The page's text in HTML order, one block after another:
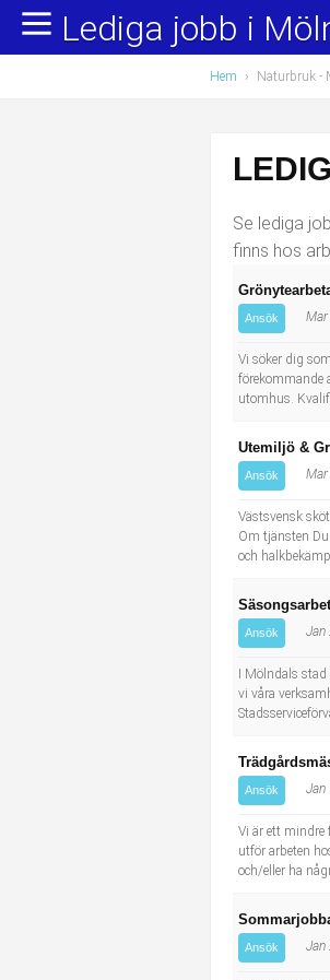
Administration, ekonomi, juridik
Försäljning, inköp, marknadsföring
Hotell, restaurang, storhushåll
Installation, drift, underhåll
Kropps- och skönhetsvård
Naturvetenskapligt arbete
Sanering och renhållning
Populära
Undersköterska, hemtjänst och
Lärare i förskola/Förskollärare
Bussförare/Busschaufför
Behandlingsassistent/
Tidningsbud/Tidningsdistributör
Lärare i fritidshem/Fritidspedagog
Taxiförare/Taxichaufför
Läkarsekreterare/Vårdadmin/
Lediga jobb i
Hem › Naturbruk -
Se lediga
finns hos
Ansök Mar
Vi söker dig
förekommande
utomhus.
Utemiljö &
Ansök Mar
Västsvensk
Om tjänsten
och
Ansök Jan
I Mölndals
vi våra
Ansök Jan
Vi är ett mindre
utför arbeten
och/eller ha
Ansök Jan